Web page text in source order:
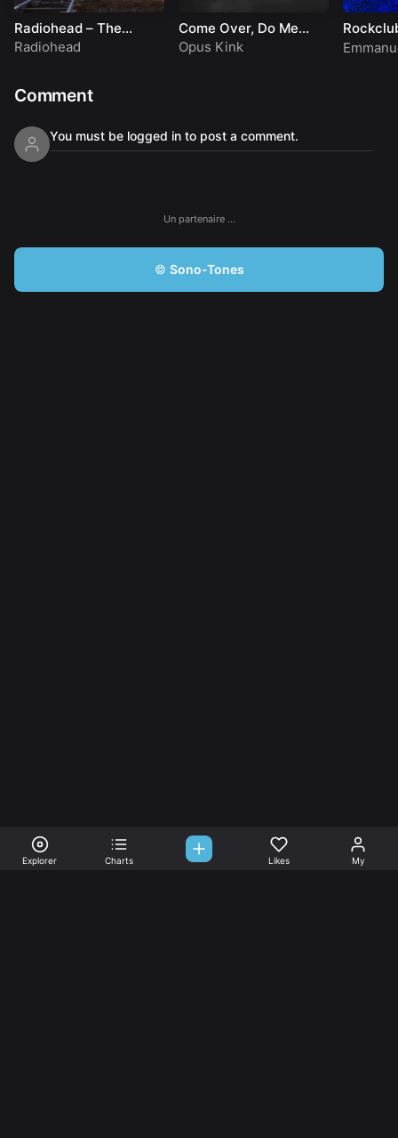
Radiohead – The
Numbers: Jonny, Thom
Radiohead
Come Over, Do Me
Wrong
Opus Kink
Comment
You must be logged in to post a comment.
Un partenaire …
© Sono-Tones
Explorer Charts Likes My